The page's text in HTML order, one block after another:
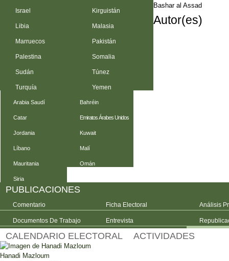
Israel Kirguistán
Libia Malasia
Marruecos Pakistán
Palestina Somalia
Sudán Túnez
Turquía Yemen
Arabia Saudí Bahréin
Catar Emiratos Árabes Unidos
Jordania Kuwait
Líbano Malí
Mauritania Omán
Siria
PUBLICACIONES
Comentario Ficha Electoral Análisis
Documentos De Trabajo Entrevista
CALENDARIO ELECTORAL ACTIVIDADES
Bashar al Assad
Autor(es)
Hanadi Mazloum